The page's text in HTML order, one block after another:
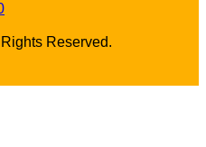
Reserved.